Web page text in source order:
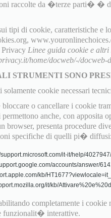
raccolte da �terze parti� �
tipi di cookie, caratteristiche e
Privacy Linee guida cookie e
home/docweb/-/docweb-
STRUMENTI SONO
solamente cookie necessari
o cancellare i cookie
anche, con apposita
browser, presenta procedure
specifiche di quelli pi� diffusi:
it-it/help/
accounts/answer/
kb/
it/kb/
completamente i
funzionalit� interattive.